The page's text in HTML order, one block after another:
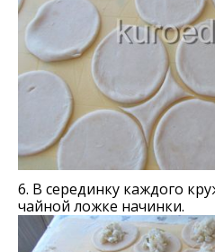
6. В серединку каждого
чайной ложке начинки.